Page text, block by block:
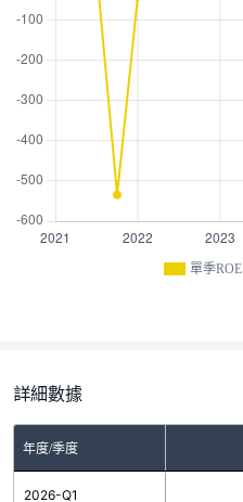
單季ROE
詳細數據
年度/季度
2026-Q1